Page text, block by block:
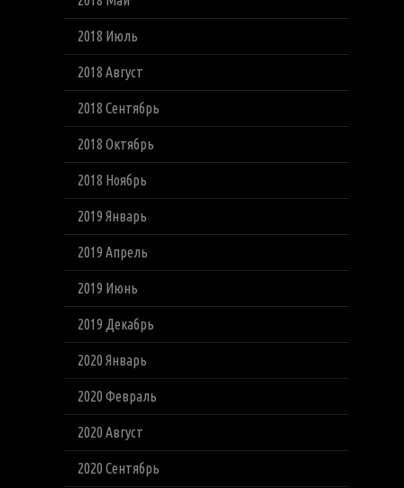
2018 Июль
2018 Август
2018 Сентябрь
2018 Октябрь
2018 Ноябрь
2019 Январь
2019 Апрель
2019 Июнь
2019 Декабрь
2020 Январь
2020 Февраль
2020 Август
2020 Сентябрь